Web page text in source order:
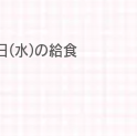
(水)の給食